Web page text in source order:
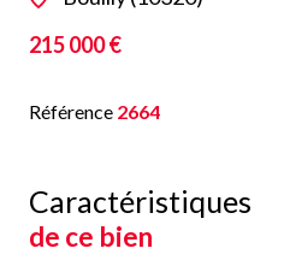
215 000 €
Référence 2664
Caractéristiques
de ce bien